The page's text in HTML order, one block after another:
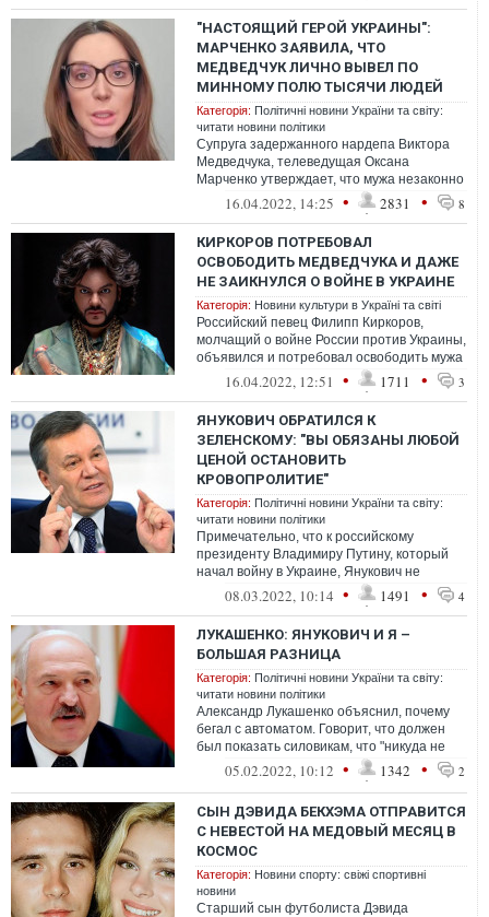
"НАСТОЯЩИЙ ГЕРОЙ УКРАИНЫ":
МАРЧЕНКО ЗАЯВИЛА, ЧТО
МЕДВЕДЧУК ЛИЧНО ВЫВЕЛ ПО
МИННОМУ ПОЛЮ ТЫСЯЧИ ЛЮДЕЙ
Категорія: Політичні новини України та світу:
читати новини політики
Супруга задержанного нардепа Виктора
Медведчука, телеведущая Оксана
Марченко утверждает, что мужа незаконно
задержали, а ведь он – "настоящий герой
16.04.2022, 14:25 • 2831 • 8
КИРКОРОВ ПОТРЕБОВАЛ
ОСВОБОДИТЬ МЕДВЕДЧУКА И ДАЖЕ
НЕ ЗАИКНУЛСЯ О ВОЙНЕ В УКРАИНЕ
Категорія: Новини культури в Україні та світі
Российский певец Филипп Киркоров,
молчащий о войне России против Украины,
объявился и потребовал освободить мужа
телеведущей Оксаны Марченко, кума пре...
16.04.2022, 12:51 • 1711 • 3
ЯНУКОВИЧ ОБРАТИЛСЯ К
ЗЕЛЕНСКОМУ: "ВЫ ОБЯЗАНЫ ЛЮБОЙ
ЦЕНОЙ ОСТАНОВИТЬ
КРОВОПРОЛИТИЕ"
Категорія: Політичні новини України та світу:
читати новини політики
Примечательно, что к российскому
президенту Владимиру Путину, который
начал войну в Украине, Янукович не
обращался
08.03.2022, 10:14 • 1491 • 4
ЛУКАШЕНКО: ЯНУКОВИЧ И Я –
БОЛЬШАЯ РАЗНИЦА
Категорія: Політичні новини України та світу:
читати новини політики
Александр Лукашенко объяснил, почему
бегал с автоматом. Говорит, что должен
был показать силовикам, что "никуда не
убежал"05.02.2022, 10:12 • 1342 • 2
СЫН ДЭВИДА БЕКХЭМА ОТПРАВИТСЯ
С НЕВЕСТОЙ НА МЕДОВЫЙ МЕСЯЦ В
КОСМОС
Категорія: Новини спорту: свіжі спортивні
новини
Старший сын футболиста Дэвида